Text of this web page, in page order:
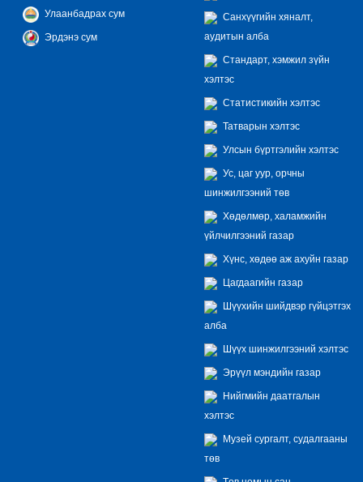
Улаанбадрах сум
Эрдэнэ сум
Санхүүгийн хяналт,
аудитын алба
Стандарт, хэмжил зүйн
хэлтэс
Статистикийн хэлтэс
Татварын хэлтэс
Улсын бүртгэлийн хэлтэс
Ус, цаг уур, орчны
шинжилгээний төв
Хөдөлмөр, халамжийн
үйлчилгээний газар
Хүнс, хөдөө аж ахуйн газар
Цагдаагийн газар
Шүүхийн шийдвэр гүйцэтгэх
алба
Шүүх шинжилгээний хэлтэс
Эрүүл мэндийн газар
Нийгмийн даатгалын
хэлтэс
Музей сургалт, судалгааны
төв